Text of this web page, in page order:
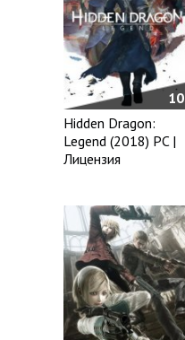
10
Hidden Dragon:
Legend (2018) PC |
Лицензия